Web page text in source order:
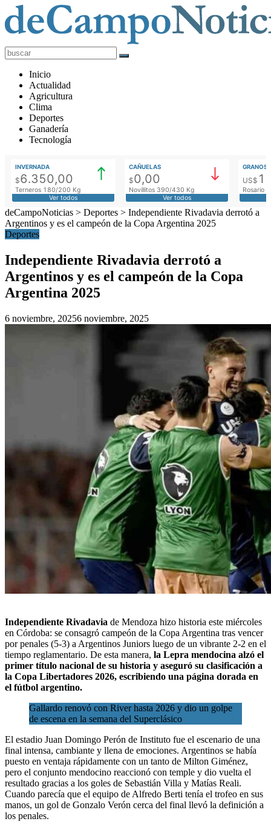
deCampoNoticias
Actualidad
Agropecuaria
Inicio
Actualidad
Agricultura
Clima
Deportes
Ganadería
Tecnología
INVERNADA
$6.350,00
Terneros 180/200 Kg
Ver todos
CAÑUELAS
$0,00
Novillitos 390/430 Kg
Ver todos
GRANOS
US$
Rosario
deCampoNoticias > Deportes > Independiente Rivadavia derrotó a
Argentinos y es el campeón de la Copa Argentina 2025
Deportes
Independiente Rivadavia derrotó a
Argentinos y es el campeón de la Copa
Argentina 2025
6 noviembre, 20256 noviembre, 2025
Independiente Rivadavia de Mendoza hizo historia este miércoles
en Córdoba: se consagró campeón de la Copa Argentina tras vencer
por penales (5-3) a Argentinos Juniors luego de un vibrante 2-2 en el
tiempo reglamentario. De esta manera, la Lepra mendocina alzó el
primer título nacional de su historia y aseguró su clasificación a
la Copa Libertadores 2026, escribiendo una página dorada en
el fútbol argentino.
Gallardo renovó con River hasta 2026 y dio un golpe
de escena en la semana del Superclásico
El estadio Juan Domingo Perón de Instituto fue el escenario de una
final intensa, cambiante y llena de emociones. Argentinos se había
puesto en ventaja rápidamente con un tanto de Milton Giménez,
pero el conjunto mendocino reaccionó con temple y dio vuelta el
resultado gracias a los goles de Sebastián Villa y Matías Reali.
Cuando parecía que el equipo de Alfredo Berti tenía el trofeo en sus
manos, un gol de Gonzalo Verón cerca del final llevó la definición a
los penales.